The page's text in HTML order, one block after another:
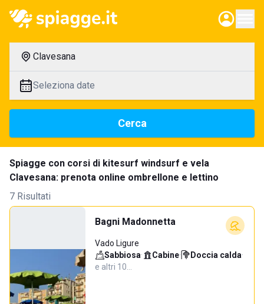
Clavesana
Seleziona date
Cerca
Spiagge con corsi di kitesurf windsurf e vela
Clavesana: prenota online ombrellone e lettino
7 Risultati
Bagni Madonnetta
Vado Ligure
Sabbiosa· Cabine· Doccia calda·
e altri 10…